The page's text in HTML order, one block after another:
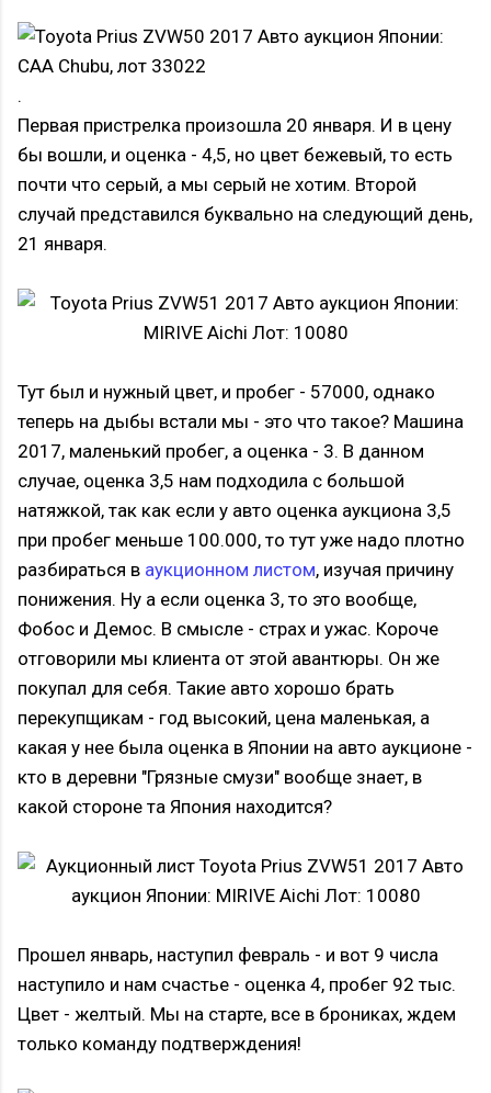
.
Первая пристрелка произошла 20 января. И в цену
бы вошли, и оценка - 4,5, но цвет бежевый, то есть
почти что серый, а мы серый не хотим. Второй
случай представился буквально на следующий день,
21 января.
Тут был и нужный цвет, и пробег - 57000, однако
теперь на дыбы встали мы - это что такое? Машина
2017, маленький пробег, а оценка - 3. В данном
случае, оценка 3,5 нам подходила с большой
натяжкой, так как если у авто оценка аукциона 3,5
при пробег меньше 100.000, то тут уже надо плотно
разбираться в аукционном листом, изучая причину
понижения. Ну а если оценка 3, то это вообще,
Фобос и Демос. В смысле - страх и ужас. Короче
отговорили мы клиента от этой авантюры. Он же
покупал для себя. Такие авто хорошо брать
перекупщикам - год высокий, цена маленькая, а
какая у нее была оценка в Японии на авто аукционе -
кто в деревни "Грязные смузи" вообще знает, в
какой стороне та Япония находится?
Прошел январь, наступил февраль - и вот 9 числа
наступило и нам счастье - оценка 4, пробег 92 тыс.
Цвет - желтый. Мы на старте, все в брониках, ждем
только команду подтверждения!